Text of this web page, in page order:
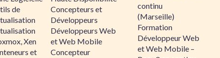
de
Xen
et
Concepteurs et
Développeurs
Développeurs Web
et Web Mobile
Concepteur
continu
(Marseille)
Formation
Développeur Web
et Web Mobile –